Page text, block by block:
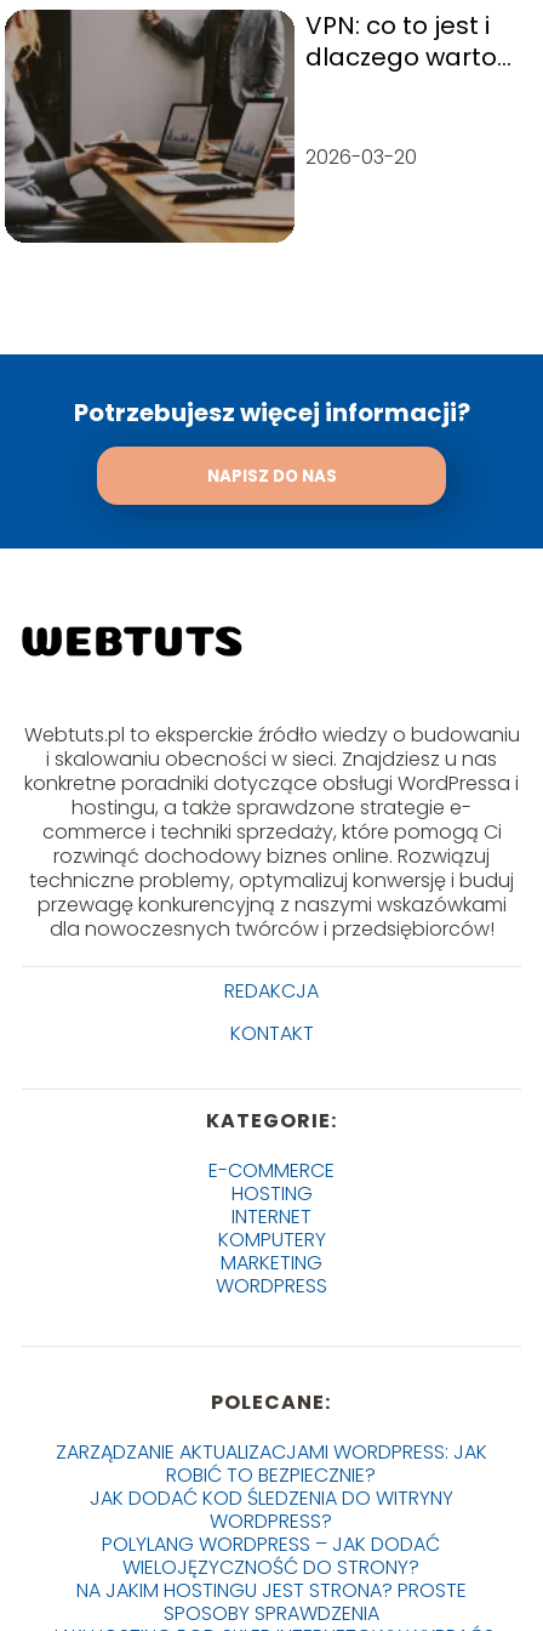
VPN: co to jest i
dlaczego warto
2026-03-20
Potrzebujesz więcej informacji?
NAPISZ DO NAS
Webtuts.pl to eksperckie źródło wiedzy o budowaniu
i skalowaniu obecności w sieci. Znajdziesz u nas
konkretne poradniki dotyczące obsługi WordPressa i
hostingu, a także sprawdzone strategie e-
commerce i techniki sprzedaży, które pomogą Ci
rozwinąć dochodowy biznes online. Rozwiązuj
techniczne problemy, optymalizuj konwersję i buduj
przewagę konkurencyjną z naszymi wskazówkami
dla nowoczesnych twórców i przedsiębiorców!
REDAKCJA
KONTAKT
KATEGORIE:
E-COMMERCE
HOSTING
INTERNET
KOMPUTERY
MARKETING
WORDPRESS
POLECANE:
ZARZĄDZANIE AKTUALIZACJAMI WORDPRESS: JAK
ROBIĆ TO BEZPIECZNIE?
JAK DODAĆ KOD ŚLEDZENIA DO WITRYNY
WORDPRESS?
POLYLANG WORDPRESS – JAK DODAĆ
WIELOJĘZYCZNOŚĆ DO STRONY?
NA JAKIM HOSTINGU JEST STRONA? PROSTE
SPOSOBY SPRAWDZENIA